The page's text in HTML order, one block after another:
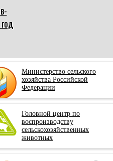
Министерство сельского
хозяйства Российской
Федерации
Головной центр по
воспроизводству
сельскохозяйственных
животных